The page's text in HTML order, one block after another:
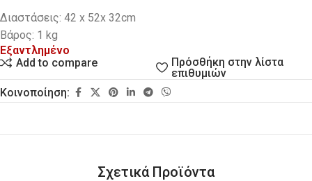
Διαστάσεις: 42 x 52x 32cm
Βάρος: 1 kg
Εξαντλημένο
Add to compare
Πρόσθήκη στην λίστα
επιθυμιών
Κοινοποίηση:
Σχετικά Προϊόντα